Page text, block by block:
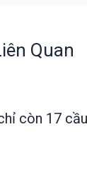
Quan
còn 17